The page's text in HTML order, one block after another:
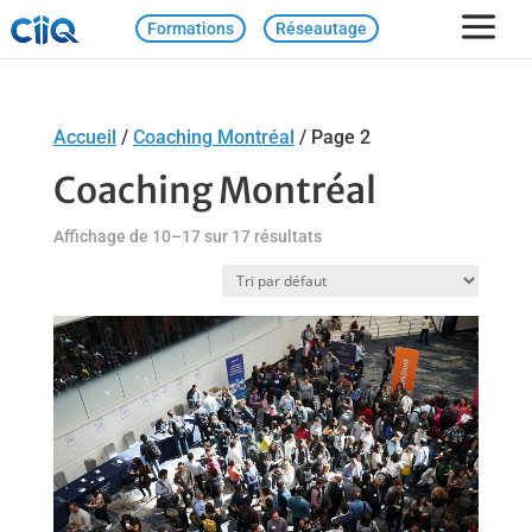
Formations Réseautage
Accueil / Coaching Montréal / Page 2
Coaching Montréal
Affichage de 10–17 sur 17 résultats